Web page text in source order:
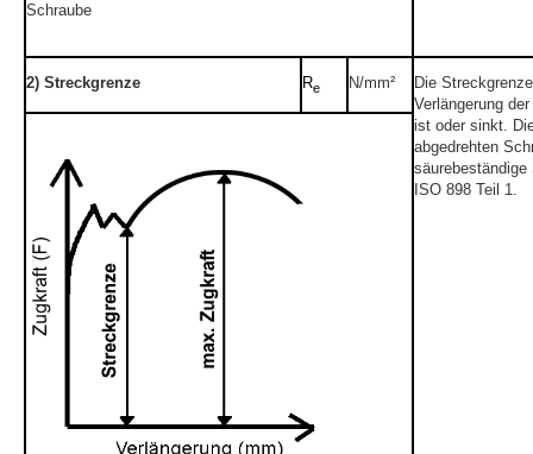
Schraube
2) Streckgrenze Re N/mm²
Die
Verlängerung
ist oder sinkt.
abgedrehten
ISO 898 Teil 1.